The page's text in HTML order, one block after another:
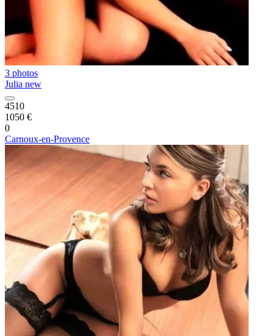
3 photos
Julia new
4510
1050 €
0
Carnoux-en-Provence